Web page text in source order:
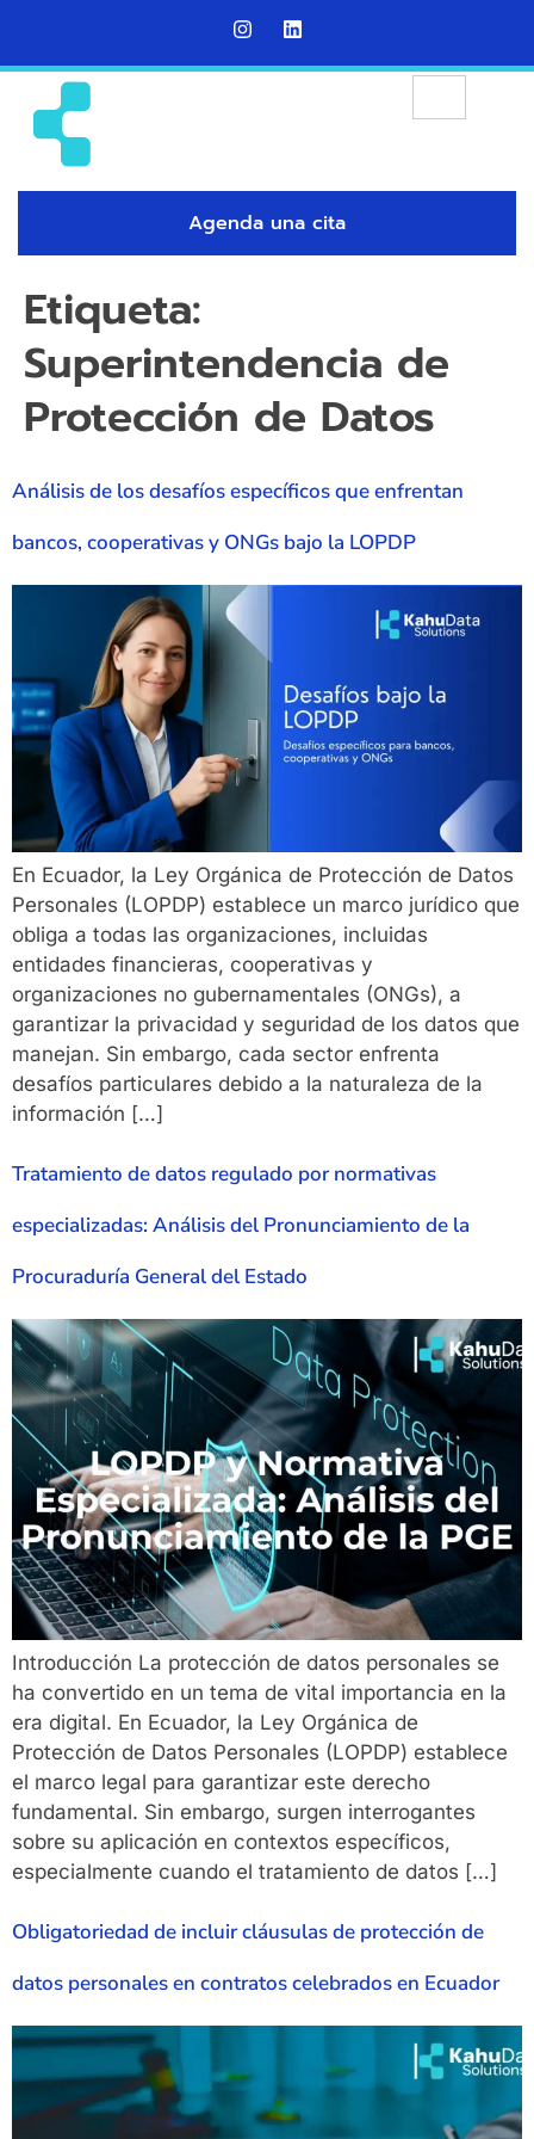
Agenda una cita
Etiqueta:
Superintendencia de
Protección de Datos
Análisis de los desafíos específicos que enfrentan
bancos, cooperativas y ONGs bajo la LOPDP
En Ecuador, la Ley Orgánica de Protección de Datos
Personales (LOPDP) establece un marco jurídico que
obliga a todas las organizaciones, incluidas
entidades financieras, cooperativas y
organizaciones no gubernamentales (ONGs), a
garantizar la privacidad y seguridad de los datos que
manejan. Sin embargo, cada sector enfrenta
desafíos particulares debido a la naturaleza de la
información […]
Tratamiento de datos regulado por normativas
especializadas: Análisis del Pronunciamiento de la
Procuraduría General del Estado
Introducción La protección de datos personales se
ha convertido en un tema de vital importancia en la
era digital. En Ecuador, la Ley Orgánica de
Protección de Datos Personales (LOPDP) establece
el marco legal para garantizar este derecho
fundamental. Sin embargo, surgen interrogantes
sobre su aplicación en contextos específicos,
especialmente cuando el tratamiento de datos […]
Obligatoriedad de incluir cláusulas de protección de
datos personales en contratos celebrados en Ecuador